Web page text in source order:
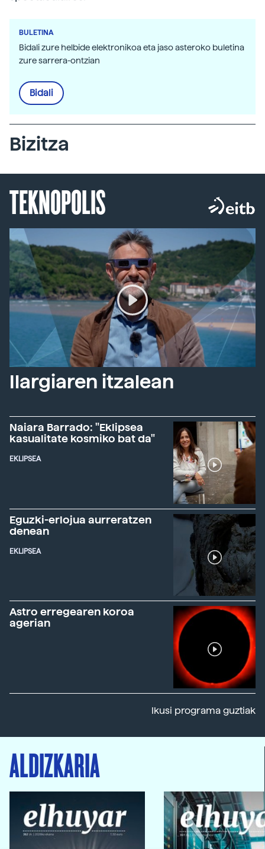
BULETINA
Bidali zure helbide elektronikoa eta jaso asteroko buletina
zure sarrera-ontzian
Bidali
Bizitza
TEKNOPOLIS
Ilargiaren itzalean
Naiara Barrado: "Eklipsea
kasualitate kosmiko bat da"
EKLIPSEA
Eguzki-erlojua aurreratzen
denean
EKLIPSEA
Astro erregearen koroa
agerian
Ikusi programa guztiak
ALDIZKARIA